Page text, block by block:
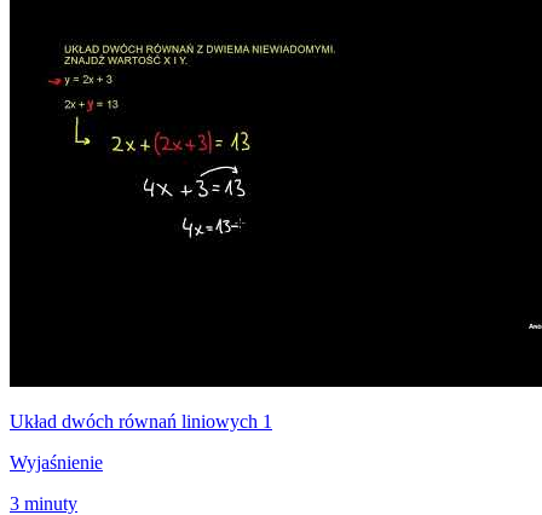
Układ dwóch równań liniowych 1
Wyjaśnienie
3 minuty